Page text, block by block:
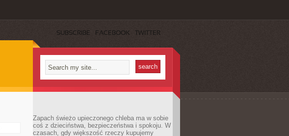
SUBSCRIBE FACEBOOK TWITTER
Zapach świeżo upieczonego chleba ma w sobie
coś z dzieciństwa, bezpieczeństwa i spokoju. W
czasach, gdy większość rzeczy kupujemy